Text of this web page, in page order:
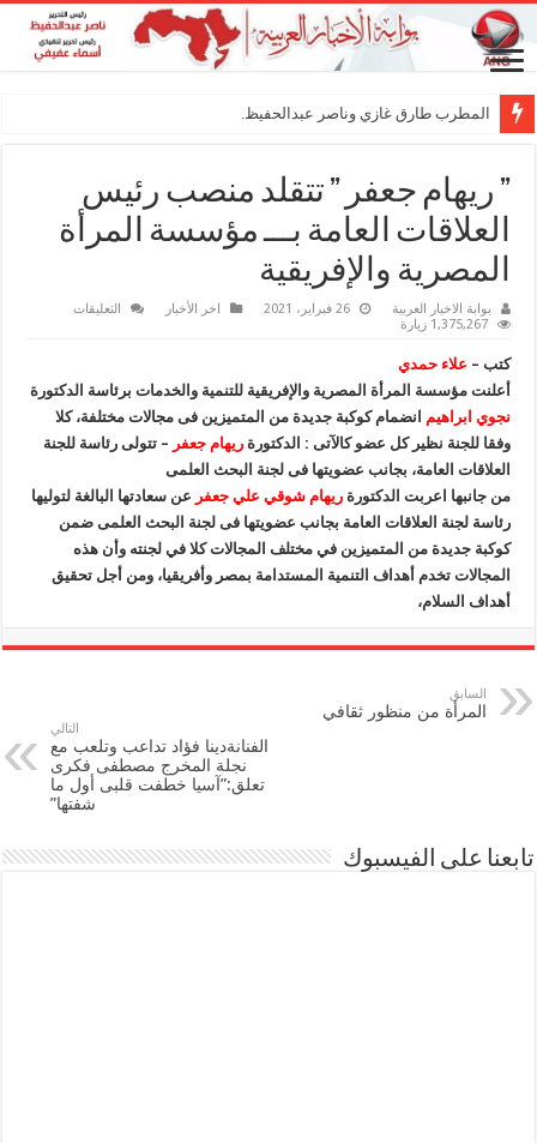
المطرب طارق غازي وناصر عبدالحفيظ.. شراكة
” ريهام جعفر ” تتقلد منصب رئيس
العلاقات العامة بـــ مؤسسة المرأة
المصرية والإفريقية
بوابة الاخبار العربية 26 فبراير، 2021 اخر الأخبار التعليقات
تتقلد
منصب
رئيس
العامة
المرأة
المصرية
والإفريقية
1,375,267 زيارة
كتب – علاء حمدي
أعلنت مؤسسة المرأة المصرية والإفريقية للتنمية والخدمات برئاسة الدكتورة
نجوي ابراهيم انضمام كوكبة جديدة من المتميزين فى مجالات مختلفة، كلا
وفقا للجنة نظير كل عضو كالآتى : الدكتورةريهام جعفر – تتولى رئاسة للجنة
العلاقات العامة، بجانب عضويتها فى لجنة البحث العلمى
من جانبها اعربت الدكتورةريهام شوقي علي جعفر عن سعادتها البالغة لتوليها
رئاسة لجنة العلاقات العامة بجانب عضويتها فى لجنة البحث العلمى ضمن
كوكبة جديدة من المتميزين في مختلف المجالات كلا في لجنته وأن هذه
المجالات تخدم أهداف التنمية المستدامة بمصر وأفريقيا، ومن أجل تحقيق
أهداف السلام،
السابق
المرأة من منظور ثقافي
التالي
الفنانةدينا فؤاد تداعب وتلعب مع
نجلة المخرج مصطفى فكرى
تعلق:”آسيا خطفت قلبى أول ما
شفتها”
تابعنا على الفيسبوك